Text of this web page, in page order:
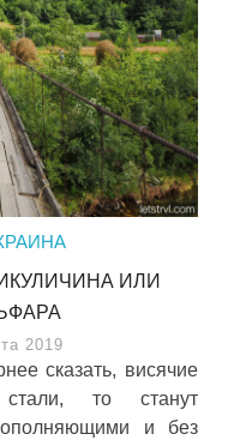
ИЛИ
2019
сказать, висячие
то станут
и без